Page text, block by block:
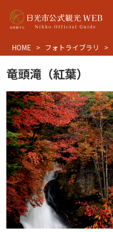
HOME フォトライブラリ
竜頭滝（紅葉）